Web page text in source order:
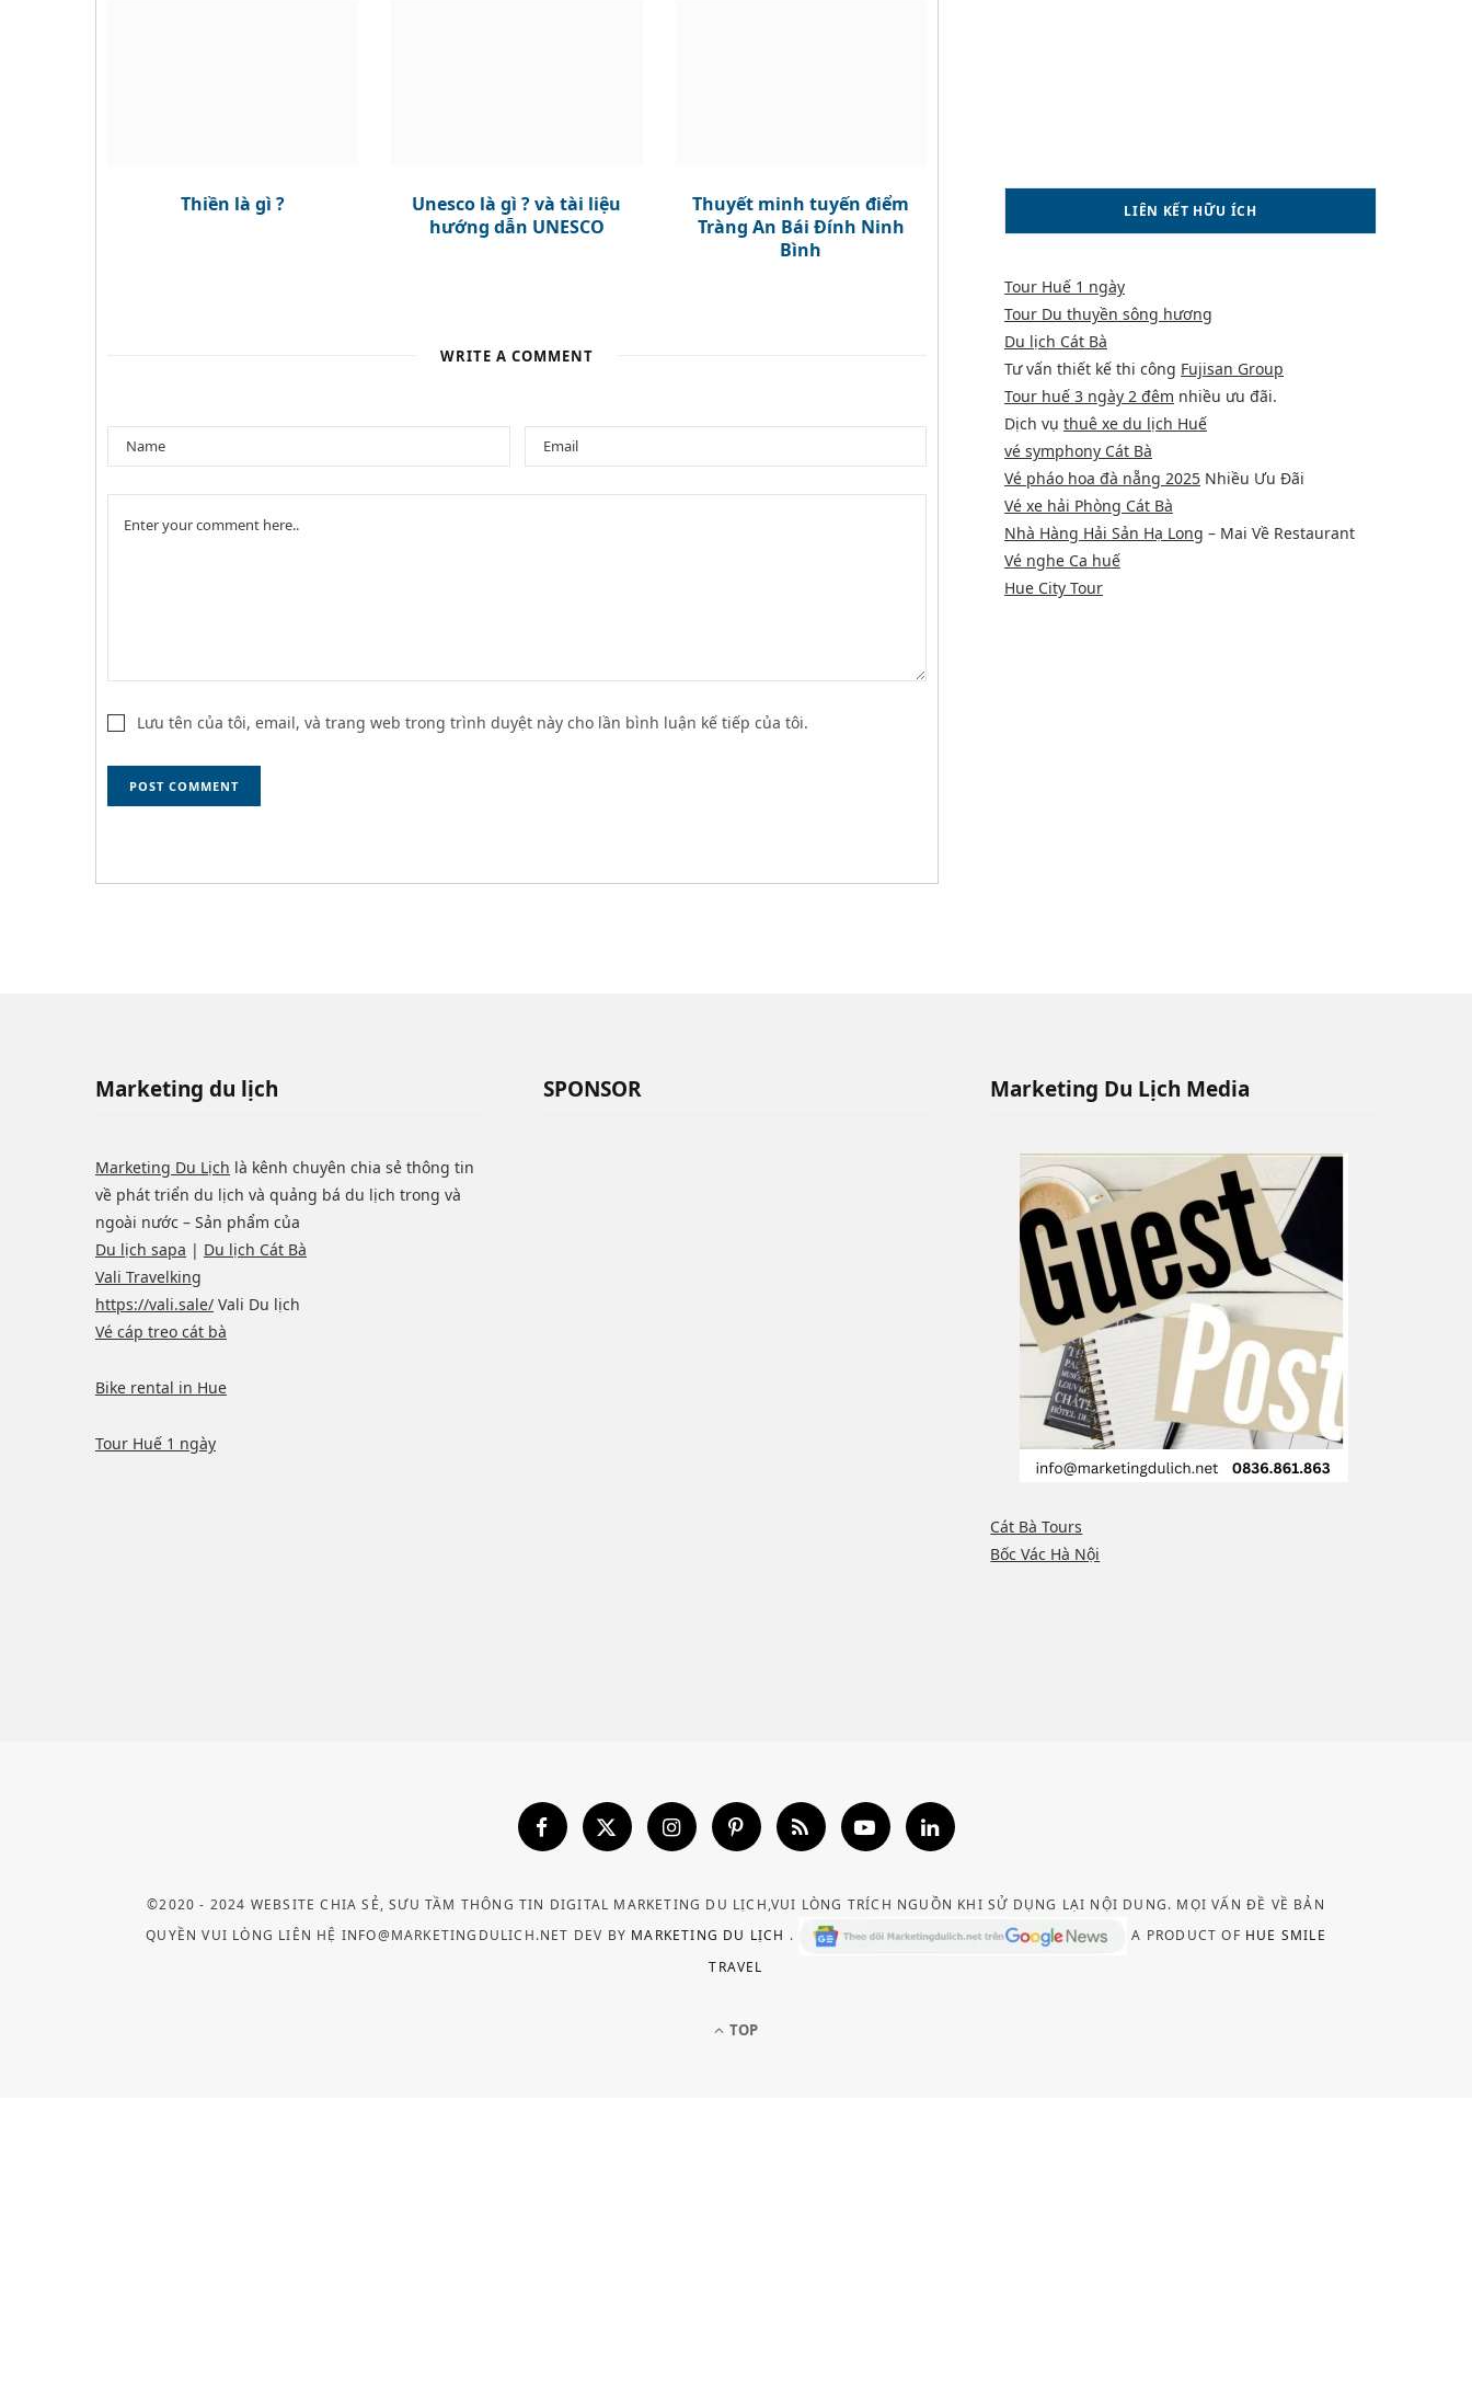
Thiền là gì ?
Unesco là gì ? và tài liệu
hướng dẫn UNESCO
Thuyết minh tuyến điểm
Tràng An Bái Đính Ninh
Bình
WRITE A COMMENT
Lưu tên của tôi, email, và trang web trong trình duyệt này cho lần bình luận kế tiếp của tôi.
LIÊN KẾT HỮU ÍCH
Tour Huế 1 ngày
Tour Du thuyền sông hương
Du lịch Cát Bà
Tư vấn thiết kế thi công Fujisan Group
Tour huế 3 ngày 2 đêm nhiều ưu đãi.
Dịch vụ thuê xe du lịch Huế
vé symphony Cát Bà
Vé pháo hoa đà nẵng 2025 Nhiều Ưu Đãi
Vé xe hải Phòng Cát Bà
Nhà Hàng Hải Sản Hạ Long – Mai Về Restaurant
Vé nghe Ca huế
Hue City Tour
Marketing du lịch
Marketing Du Lịch là kênh chuyên chia sẻ thông tin
về phát triển du lịch và quảng bá du lịch trong và
ngoài nước – Sản phẩm của
Du lịch sapa | Du lịch Cát Bà
Vali Travelking
https://vali.sale/ Vali Du lịch
Vé cáp treo cát bà
Bike rental in Hue
Tour Huế 1 ngày
SPONSOR Marketing Du Lịch Media
Cát Bà Tours
Bốc Vác Hà Nội
©2020 - 2024 WEBSITE CHIA SẺ, SƯU TẦM THÔNG TIN DIGITAL MARKETING DU LỊCH,VUI LÒNG TRÍCH NGUỒN KHI SỬ DỤNG LẠI NỘI DUNG. MỌI VẤN ĐỀ VỀ BẢN
QUYỀN VUI LÒNG LIÊN HỆ INFO@MARKETINGDULICH.NET DEV BY MARKETING DU LỊCH . A PRODUCT OF HUE SMILE
TRAVEL
TOP